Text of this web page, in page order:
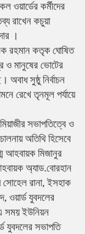
ওয়ার্ডের কর্মীদের
রাখেন কচুয়া
।
রহমান কতৃক ঘোষিত
ও মানুষের ভোটের
সুষ্ঠু নির্বাচন
রেখে তৃনমূল পর্যায়ে
সভাপতিত্বে ও
অতিথি হিসেবে
আহবায়ক মিজানুর
অ্যাড.বোরহান
রানা, ইসহাক
ওয়ার্ড যুবদলের
সময় ইউনিয়ন
যুবদলের সভাপতি